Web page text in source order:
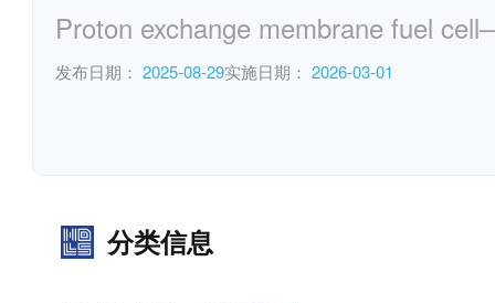
Proton exchange membrane fuel
发布日期： 2025-08-29实施日期： 2026-03-01
分类信息